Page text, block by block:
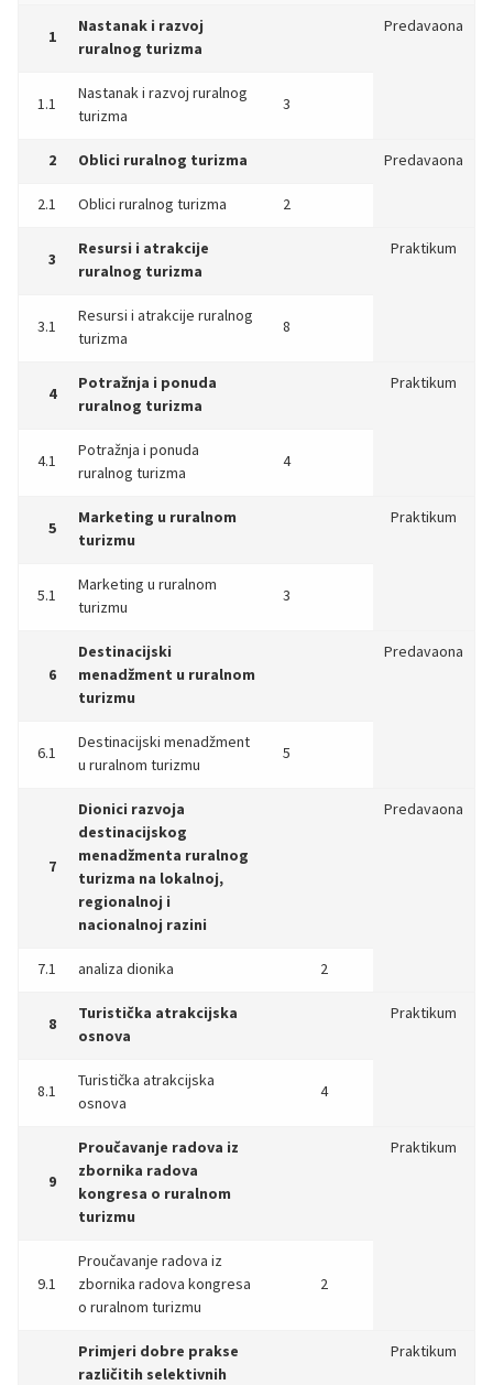
1
Nastanak i razvoj
ruralnog turizma
Predavaona
1.1
Nastanak i razvoj ruralnog
turizma
3
2 Oblici ruralnog turizma Predavaona
2.1 Oblici ruralnog turizma 2
3
Resursi i atrakcije
ruralnog turizma
Praktikum
3.1
Resursi i atrakcije ruralnog
turizma
8
4
Potražnja i ponuda
ruralnog turizma
Praktikum
4.1
Potražnja i ponuda
ruralnog turizma
4
5
Marketing u ruralnom
turizmu
Praktikum
5.1
Marketing u ruralnom
turizmu
3
6
Destinacijski
menadžment u ruralnom
turizmu
Predavaona
6.1
Destinacijski menadžment
u ruralnom turizmu
5
7
Dionici razvoja
destinacijskog
menadžmenta ruralnog
turizma na lokalnoj,
regionalnoj i
nacionalnoj razini
Predavaona
7.1 analiza dionika 2
8
Turistička atrakcijska
osnova
Praktikum
8.1
Turistička atrakcijska
osnova
4
9
Proučavanje radova iz
zbornika radova
kongresa o ruralnom
turizmu
Praktikum
9.1
Proučavanje radova iz
zbornika radova kongresa
o ruralnom turizmu
2
Primjeri dobre prakse
različitih selektivnih
Praktikum